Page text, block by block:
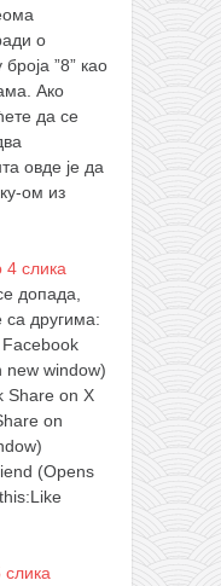
о
”8” као
Ако
да се
овде је да
ом из
слика
допада,
са другима:
new window)
Share on X
on
(Opens